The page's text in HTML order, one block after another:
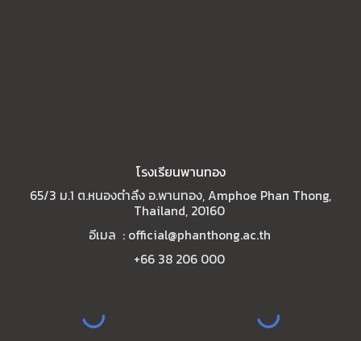
โรงเรียนพานทอง
65/3 ม.1 ต.หนองตำลึง อ.พานทอง, Amphoe Phan Thong,
Thailand, 20160
อีเมล : official@phanthong.ac.th
+66 38 206 000